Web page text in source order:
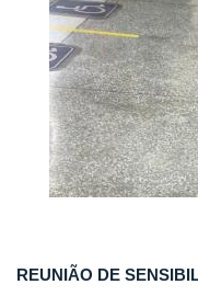
REUNIÃO DE